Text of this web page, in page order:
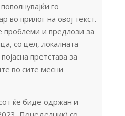
го
во прилог на овој текст.
проблеми и предлози за
, со цел, локалната
претстава за
во сите месни
ќе биде одржан и